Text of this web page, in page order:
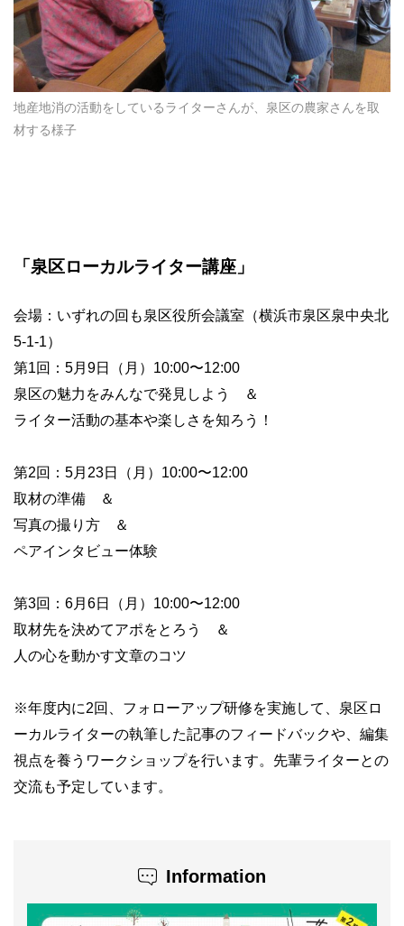
地産地消の活動をしているライターさんが、泉区の農家さんを取
材する様子
「泉区ローカルライター講座」
会場：いずれの回も泉区役所会議室（横浜市泉区泉中央北
5-1-1）
第1回：5月9日（月）10:00〜12:00
泉区の魅力をみんなで発見しよう ＆
ライター活動の基本や楽しさを知ろう！
第2回：5月23日（月）10:00〜12:00
取材の準備 ＆
写真の撮り方 ＆
ペアインタビュー体験
第3回：6月6日（月）10:00〜12:00
取材先を決めてアポをとろう ＆
人の心を動かす文章のコツ
※年度内に2回、フォローアップ研修を実施して、泉区ロ
ーカルライターの執筆した記事のフィードバックや、編集
視点を養うワークショップを行います。先輩ライターとの
交流も予定しています。
Information